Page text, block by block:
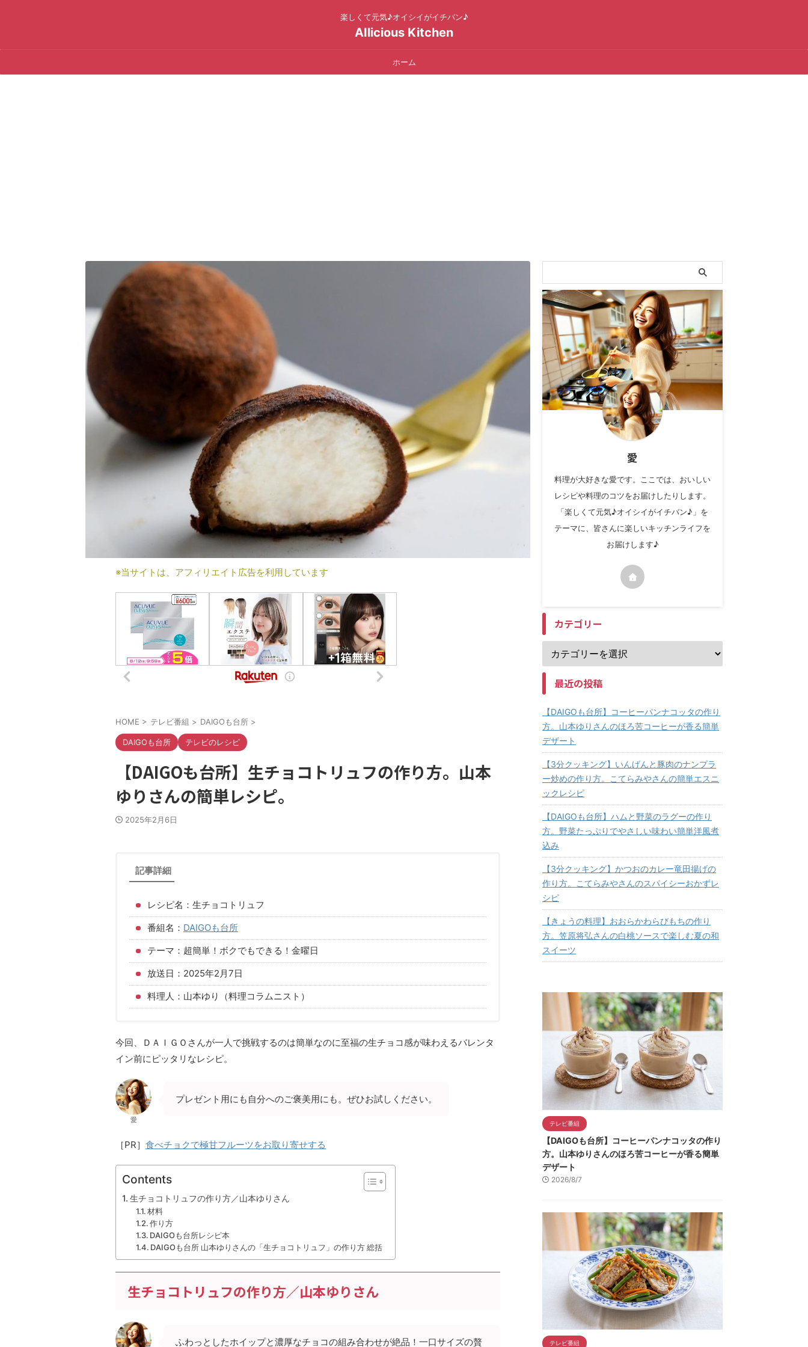
楽しくて元気♪オイシイがイチバン♪
AIlicious Kitchen
ホーム
※当サイトは、アフィリエイト広告を利用しています
HOME > テレビ番組 > DAIGOも台所 >
DAIGOも台所 テレビのレシピ
【DAIGOも台所】生チョコトリュフの作り方。山本
ゆりさんの簡単レシピ。
2025年2月6日
記事詳細
レシピ名：生チョコトリュフ
番組名： DAIGOも台所
テーマ：超簡単！ボクでもできる！金曜日
放送日：2025年2月7日
料理人：山本ゆり（料理コラムニスト）
今回、ＤＡＩＧＯさんが一人で挑戦するのは簡単なのに至福の生チョコ感が味わえるバレンタ
イン前にピッタリなレシピ。
愛
プレゼント用にも自分へのご褒美用にも。ぜひお試しください。
［PR］ 食べチョクで極甘フルーツをお取り寄せする
Contents
生チョコトリュフの作り方／山本ゆりさん
材料
作り方
DAIGOも台所レシピ本
DAIGOも台所 山本ゆりさんの「生チョコトリュフ」の作り方 総括
生チョコトリュフの作り方／山本ゆりさん
ふわっとしたホイップと濃厚なチョコの組み合わせが絶品！一口サイズの贅
愛
料理が大好きな愛です。ここでは、おいしい
レシピや料理のコツをお届けしたりします。
「楽しくて元気♪オイシイがイチバン♪」を
テーマに、皆さんに楽しいキッチンライフを
お届けします♪
カテゴリー
最近の投稿
【DAIGOも台所】コーヒーパンナコッタの作り
方。山本ゆりさんのほろ苦コーヒーが香る簡単
デザート
【3分クッキング】いんげんと豚肉のナンプラ
ー炒めの作り方。こてらみやさんの簡単エスニ
ックレシピ
【DAIGOも台所】ハムと野菜のラグーの作り
方。野菜たっぷりでやさしい味わい簡単洋風煮
込み
【3分クッキング】かつおのカレー竜田揚げの
作り方。こてらみやさんのスパイシーおかずレ
シピ
【きょうの料理】おおらかわらびもちの作り
方。笠原将弘さんの白桃ソースで楽しむ夏の和
スイーツ
テレビ番組
【DAIGOも台所】コーヒーパンナコッタの作り
方。山本ゆりさんのほろ苦コーヒーが香る簡単
デザート
2026/8/7
テレビ番組